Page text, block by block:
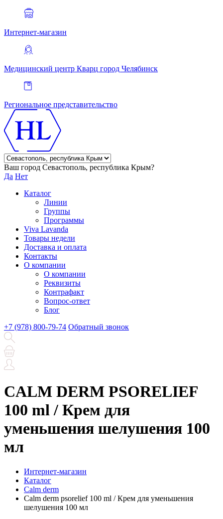
Интернет-магазин
Медицинский центр Кварц город Челябинск
Региональное представительство
Ваш город Севастополь, республика Крым?
Да Нет
Каталог
Линии
Группы
Программы
Viva Lavanda
Товары недели
Доставка и оплата
Контакты
О компании
О компании
Реквизиты
Контрафакт
Вопрос-ответ
Блог
+7 (978) 800-79-74 Обратный звонок
CALM DERM PSORELIEF
100 ml / Крем для
уменьшения шелушения 100
мл
Интернет-магазин
Каталог
Calm derm
Calm derm psorelief 100 ml / Крем для уменьшения
шелушения 100 мл